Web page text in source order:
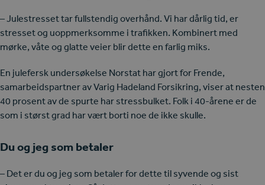
– Julestresset tar fullstendig overhånd. Vi har dårlig tid, er
stresset og uoppmerksomme i trafikken. Kombinert med
mørke, våte og glatte veier blir dette en farlig miks.
En julefersk undersøkelse Norstat har gjort for Frende,
samarbeidspartner av Varig Hadeland Forsikring, viser at nesten
40 prosent av de spurte har stressbulket. Folk i 40-årene er de
som i størst grad har vært borti noe de ikke skulle.
Du og jeg som betaler
– Det er du og jeg som betaler for dette til syvende og sist